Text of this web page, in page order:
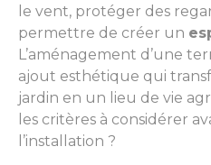
le vent, protéger des
permettre de créer un
L’aménagement d’une
ajout esthétique qui
jardin en un lieu de vie
les critères à considérer
l’installation ?